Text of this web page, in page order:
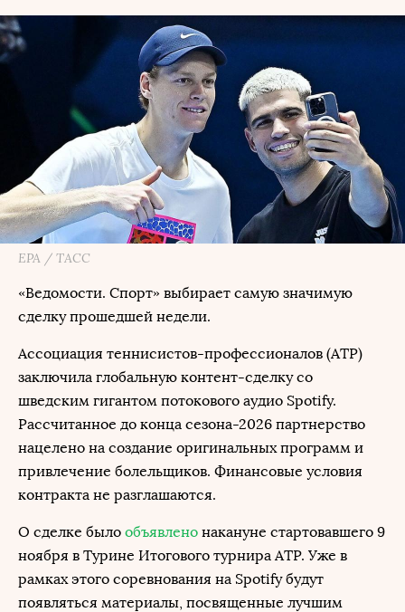
EPA / ТАСС
«Ведомости. Спорт» выбирает самую значимую
сделку прошедшей недели.
Ассоциация теннисистов-профессионалов (ATP)
заключила глобальную контент-сделку со
шведским гигантом потокового аудио Spotify.
Рассчитанное до конца сезона-2026 партнерство
нацелено на создание оригинальных программ и
привлечение болельщиков. Финансовые условия
контракта не разглашаются.
О сделке было объявлено накануне стартовавшего 9
ноября в Турине Итогового турнира ATP. Уже в
рамках этого соревнования на Spotify будут
появляться материалы, посвященные лучшим